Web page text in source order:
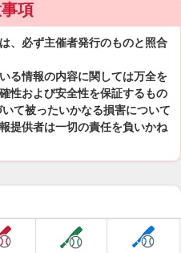
項
、必ず主催者発行のものと照合
る情報の内容に関しては万全を
性および安全性を保証するもの
て被ったいかなる損害について
提供者は一切の責任を負いかね